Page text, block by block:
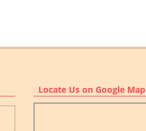
Locate Us on Google Map